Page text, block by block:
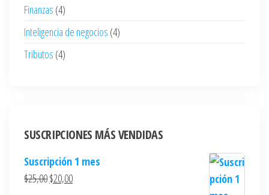
Finanzas (4)
Inteligencia de negocios (4)
Tributos (4)
SUSCRIPCIONES MÁS VENDIDAS
Suscripción 1 mes
$25,00$20,00